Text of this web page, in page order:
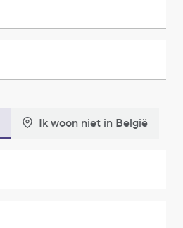
Ik woon niet in België